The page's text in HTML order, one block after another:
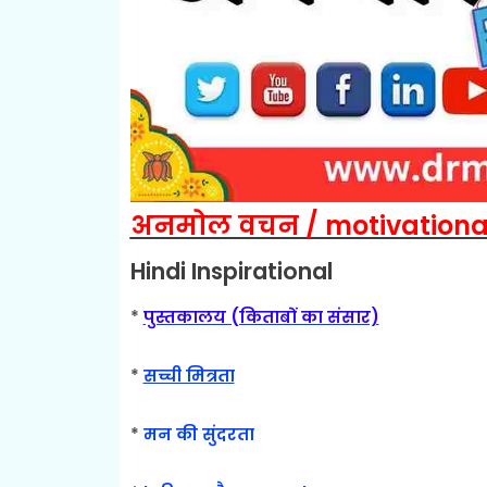
अनमोल वचन /
Hindi Inspirational
* पुस्तकालय (किताबों का संसार)
* सच्ची मित्रता
* मन की सुंदरता